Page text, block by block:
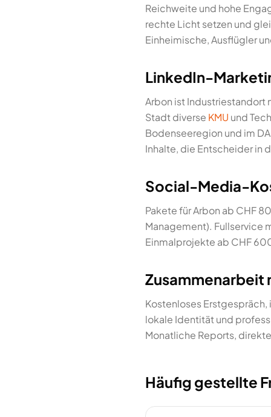
Reichweite und hohe
rechte Licht setzen und
Einheimische, Ausflügler
LinkedIn-
Arbon ist Industriestandort
Stadt diverse KMU und
Bodenseeregion und im
Inhalte, die Entscheider in
Social-Media-
Pakete für Arbon ab CHF
Management). Fullservice
Einmalprojekte ab CHF
Zusammenarbeit
Kostenloses
lokale Identität und
Monatliche Reports,
Häufig gestellte